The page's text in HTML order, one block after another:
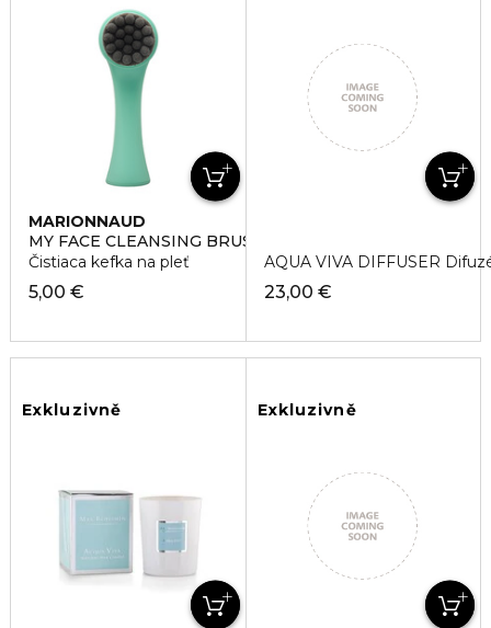
MARIONNAUD
ACCESSORIES
MY FACE CLEANSING BRUSH
Čistiaca kefka na pleť
5,00 €
AQUA VIVA DIFFUSER
23,00 €
Exkluzivně Exkluzivně